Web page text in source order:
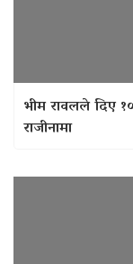
भीम रावलले दिए
राजीनामा